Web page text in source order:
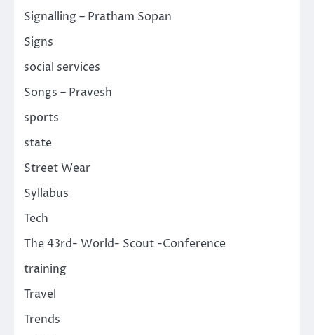
Signalling – Pratham Sopan
Signs
social services
Songs – Pravesh
sports
state
Street Wear
Syllabus
Tech
The 43rd- World- Scout -Conference
training
Travel
Trends